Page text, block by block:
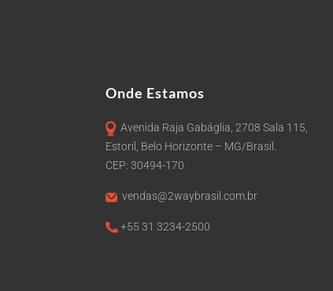
Onde Estamos
Avenida Raja Gabáglia, 2708 Sala 115,
Estoril, Belo Horizonte – MG/Brasil.
CEP: 30494-170
vendas@2waybrasil.com.br
+55 31 3234-2500